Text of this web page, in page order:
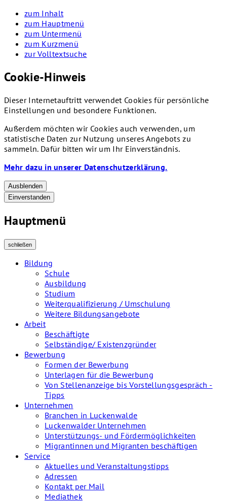
zum Inhalt
zum Hauptmenü
zum Untermenü
zum Kurzmenü
zur Volltextsuche
Cookie-Hinweis
Dieser Internetauftritt verwendet Cookies für persönliche
Einstellungen und besondere Funktionen.
Außerdem möchten wir Cookies auch verwenden, um
statistische Daten zur Nutzung unseres Angebots zu
sammeln. Dafür bitten wir um Ihr Einverständnis.
Mehr dazu in unserer Datenschutzerklärung.
Ausblenden
Einverstanden
Hauptmenü
schließen
Bildung
Schule
Ausbildung
Studium
Weiterqualifizierung / Umschulung
Weitere Bildungsangebote
Arbeit
Beschäftigte
Selbständige/ Existenzgründer
Bewerbung
Formen der Bewerbung
Unterlagen für die Bewerbung
Von Stellenanzeige bis Vorstellungsgespräch -
Tipps
Unternehmen
Branchen in Luckenwalde
Luckenwalder Unternehmen
Unterstützungs- und Fördermöglichkeiten
Migrantinnen und Migranten beschäftigen
Service
Aktuelles und Veranstaltungstipps
Adressen
Kontakt per Mail
Mediathek